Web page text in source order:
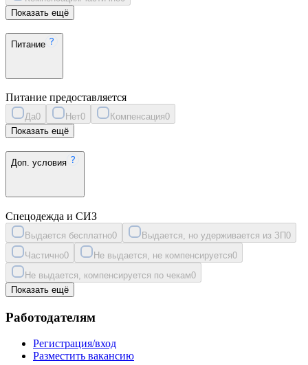
Показать ещё
Питание
Питание предоставляется
Да0 Нет0 Компенсация0
Показать ещё
Доп. условия
Спецодежда и СИЗ
Выдается бесплатно0 Выдается, но удерживается из ЗП0
Частично0 Не выдается, не компенсируется0
Не выдается, компенсируется по чекам0
Показать ещё
Работодателям
Регистрация/вход
Разместить вакансию